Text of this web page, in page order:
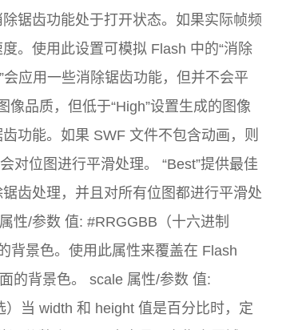
锯齿功能处于打开状态。如果实际帧频
。使用此设置可模拟 Flash 中的“消除
会应用一些消除锯齿功能，但并不会平
像品质，但低于“High”设置生成的图像
功能。如果 SWF 文件不包含动画，则
对位图进行平滑处理。 “Best”提供最佳
齿处理，并且对所有位图都进行平滑处
性/参数 值: #RRGGBB（十六进制
背景色。使用此属性来覆盖在 Flash
的背景色。 scale 属性/参数 值:
当 width 和 height 值是百分比时，定